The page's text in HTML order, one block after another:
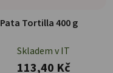
Pata Tortilla 400 g
Skladem v IT
113,40 Kč